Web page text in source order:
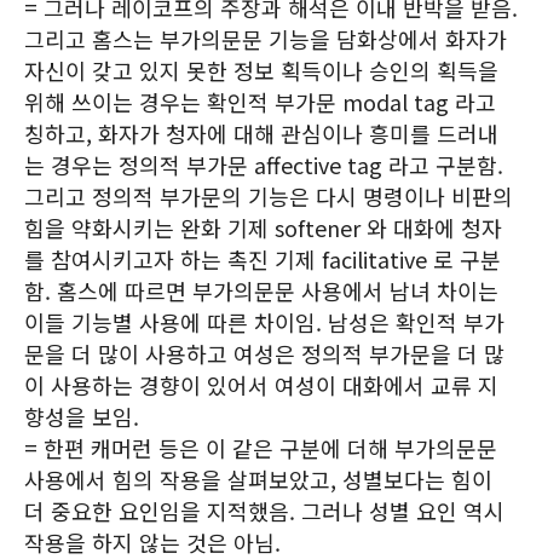
= 그러나 레이코프의 주장과 해석은 이내 반박을 받음.
그리고 홈스는 부가의문문 기능을 담화상에서 화자가
자신이 갖고 있지 못한 정보 획득이나 승인의 획득을
위해 쓰이는 경우는 확인적 부가문 modal tag 라고
칭하고, 화자가 청자에 대해 관심이나 흥미를 드러내
는 경우는 정의적 부가문 affective tag 라고 구분함.
그리고 정의적 부가문의 기능은 다시 명령이나 비판의
힘을 약화시키는 완화 기제 softener 와 대화에 청자
를 참여시키고자 하는 촉진 기제 facilitative 로 구분
함. 홈스에 따르면 부가의문문 사용에서 남녀 차이는
이들 기능별 사용에 따른 차이임. 남성은 확인적 부가
문을 더 많이 사용하고 여성은 정의적 부가문을 더 많
이 사용하는 경향이 있어서 여성이 대화에서 교류 지
향성을 보임.
= 한편 캐머런 등은 이 같은 구분에 더해 부가의문문
사용에서 힘의 작용을 살펴보았고, 성별보다는 힘이
더 중요한 요인임을 지적했음. 그러나 성별 요인 역시
작용을 하지 않는 것은 아님.